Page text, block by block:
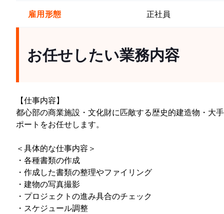
雇用形態 正社員
お任せしたい業務内容
【仕事内容】
都⼼部の商業施設・⽂化財に匹敵する歴史的建造物・⼤
ポートをお任せします。
＜具体的な仕事内容＞
・各種書類の作成
・作成した書類の整理やファイリング
・建物の写真撮影
・プロジェクトの進み具合のチェック
・スケジュール調整